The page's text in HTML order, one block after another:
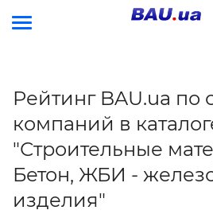
Рейтинг BAU.ua по
компаний в
"Строительные
Бетон, ЖБИ -
изделия"